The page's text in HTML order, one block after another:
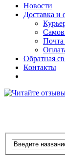
Новости
Доставка и
Почта
Обратная
Контакты